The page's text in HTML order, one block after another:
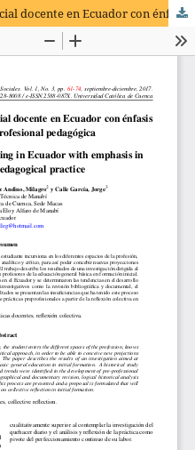
Tendencias de la formación inicial docente en Ecuador con énfasis en la práctica preprofesional pedagógica